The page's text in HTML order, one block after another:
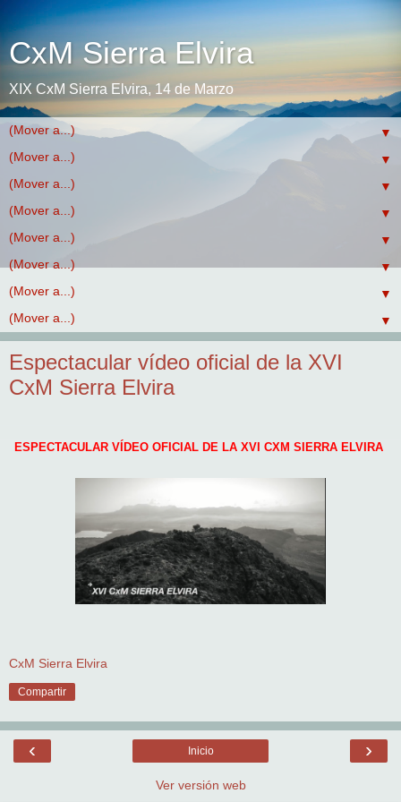
CxM Sierra Elvira
XIX CxM Sierra Elvira, 14 de Marzo
▼
▼
▼
▼
▼
▼
▼
▼
Espectacular vídeo oficial de la XVI
CxM Sierra Elvira
ESPECTACULAR VÍDEO OFICIAL DE LA XVI CXM SIERRA ELVIRA
CxM Sierra Elvira
Compartir
‹ ›
Inicio
Ver versión web